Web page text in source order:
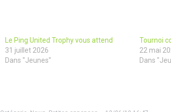
Le Ping United Trophy vous attend
31 juillet 2026
Dans "Jeunes"
Tournoi
22 mai
Dans